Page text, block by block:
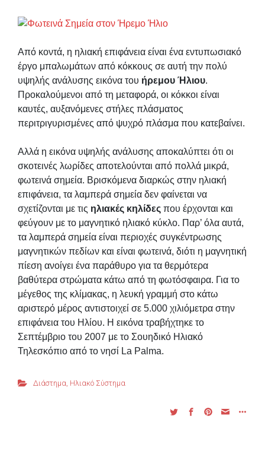
Από κοντά, η ηλιακή επιφάνεια είναι ένα εντυπωσιακό
έργο μπαλωμάτων από κόκκους σε αυτή την πολύ
υψηλής ανάλυσης εικόνα του ήρεμου Ήλιου.
Προκαλούμενοι από τη μεταφορά, οι κόκκοι είναι
καυτές, αυξανόμενες στήλες πλάσματος
περιτριγυρισμένες από ψυχρό πλάσμα που κατεβαίνει.
Αλλά η εικόνα υψηλής ανάλυσης αποκαλύπτει ότι οι
σκοτεινές λωρίδες αποτελούνται από πολλά μικρά,
φωτεινά σημεία. Βρισκόμενα διαρκώς στην ηλιακή
επιφάνεια, τα λαμπερά σημεία δεν φαίνεται να
σχετίζονται με τις ηλιακές κηλίδες που έρχονται και
φεύγουν με το μαγνητικό ηλιακό κύκλο. Παρ’ όλα αυτά,
τα λαμπερά σημεία είναι περιοχές συγκέντρωσης
μαγνητικών πεδίων και είναι φωτεινά, διότι η μαγνητική
πίεση ανοίγει ένα παράθυρο για τα θερμότερα
βαθύτερα στρώματα κάτω από τη φωτόσφαιρα. Για το
μέγεθος της κλίμακας, η λευκή γραμμή στο κάτω
αριστερό μέρος αντιστοιχεί σε 5.000 χιλιόμετρα στην
επιφάνεια του Ηλίου. Η εικόνα τραβήχτηκε το
Σεπτέμβριο του 2007 με το Σουηδικό Ηλιακό
Τηλεσκόπιο από το νησί La Palma.
Διάστημα Ηλιακό Σύστημα